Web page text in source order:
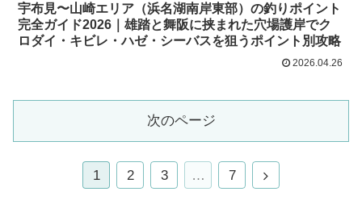
宇布見〜山崎エリア（浜名湖南岸東部）の釣りポイント
完全ガイド2026｜雄踏と舞阪に挟まれた穴場護岸でク
ロダイ・キビレ・ハゼ・シーバスを狙うポイント別攻略
2026.04.26
次のページ
1 2 3 … 7